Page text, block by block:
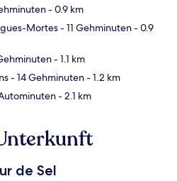
- 0.9 km
Mortes- 11 Gehminuten- 0.9
- 1.1 km
- 14 Gehminuten- 1.2 km
- 2.1 km
de Sel